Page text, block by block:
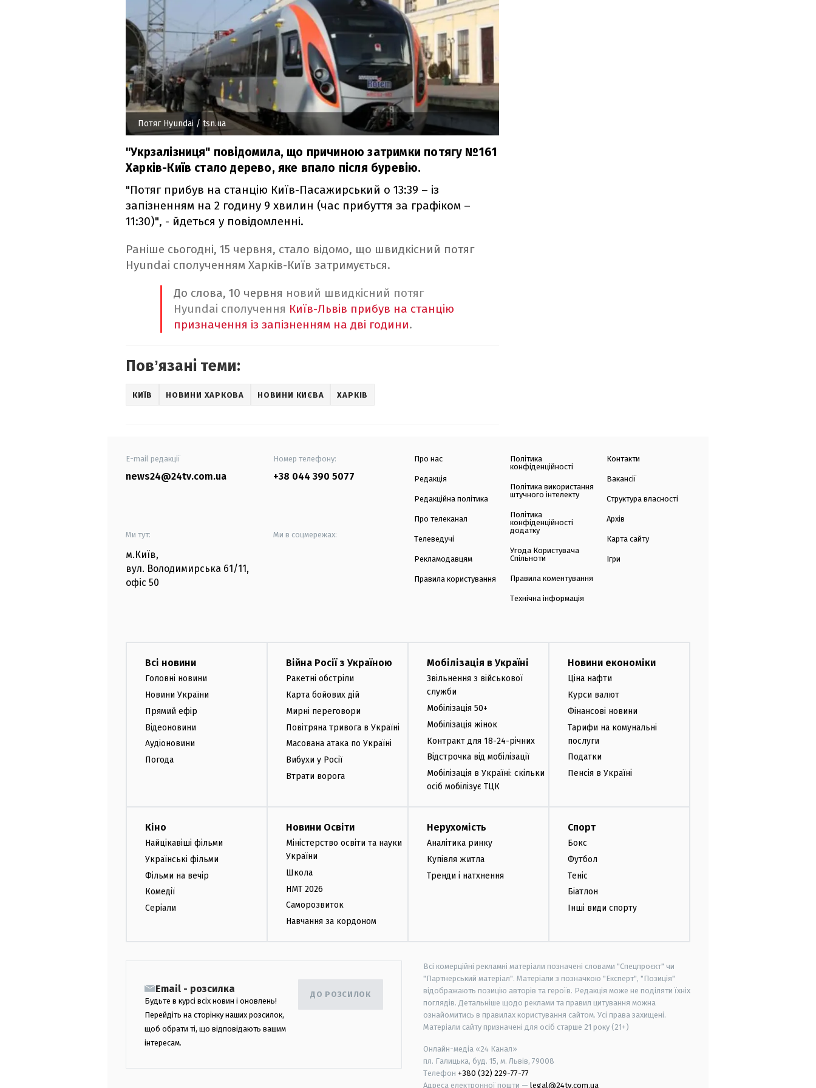
Потяг Hyundai / tsn.ua
"Укрзалізниця" повідомила, що причиною затримки потягу №161
Харків-Київ стало дерево, яке впало після буревію.
"Потяг прибув на станцію Київ-Пасажирський о 13:39 – із
запізненням на 2 годину 9 хвилин (час прибуття за графіком –
11:30)", - йдеться у повідомленні.
Раніше сьогодні, 15 червня, стало відомо, що швидкісний потяг
Hyundai сполученням Харків-Київ затримується.
До слова, 10 червня новий швидкісний потяг
Hyundai сполучення Київ-Львів прибув на станцію
призначення із запізненням на дві години.
Повʼязані теми:
КИЇВ НОВИНИ ХАРКОВА НОВИНИ КИЄВА ХАРКІВ
E-mail редакції
news24@24tv.com.ua
Номер телефону:
+38 044 390 5077
Ми тут:
м.Київ,
вул. Володимирська 61/11,
офіс 50
Ми в соцмережах:
Про нас
Редакція
Редакційна політика
Про телеканал
Телеведучі
Рекламодавцям
Правила користування
Політика
конфіденційності
Політика використання
штучного інтелекту
Політика
конфіденційності
додатку
Угода Користувача
Спільноти
Правила коментування
Технічна інформація
Контакти
Вакансії
Структура власності
Архів
Карта сайту
Ігри
Всі новини
Головні новини
Новини України
Прямий ефір
Відеоновини
Аудіоновини
Погода
Війна Росії з Україною
Ракетні обстріли
Карта бойових дій
Мирні переговори
Повітряна тривога в Україні
Масована атака по Україні
Вибухи у Росії
Втрати ворога
Мобілізація в Україні
Звільнення з військової
служби
Мобілізація 50+
Мобілізація жінок
Контракт для 18-24-річних
Відстрочка від мобілізації
Мобілізація в Україні: скільки
осіб мобілізує ТЦК
Новини економіки
Ціна нафти
Курси валют
Фінансові новини
Тарифи на комунальні
послуги
Податки
Пенсія в Україні
Кіно
Найцікавіші фільми
Українські фільми
Фільми на вечір
Комедії
Серіали
Новини Освіти
Міністерство освіти та науки
України
Школа
НМТ 2026
Саморозвиток
Навчання за кордоном
Нерухомість
Аналітика ринку
Купівля житла
Тренди і натхнення
Спорт
Бокс
Футбол
Теніс
Біатлон
Інші види спорту
Email - розсилка
Будьте в курсі всіх новин і оновлень!
Перейдіть на сторінку наших розсилок,
щоб обрати ті, що відповідають вашим
інтересам.
ДО РОЗСИЛОК
Всі комерційні рекламні матеріали позначені словами "Спецпроєкт" чи
"Партнерський матеріал". Матеріали з позначкою "Експерт", "Позиція"
відображають позицію авторів та героїв. Редакція може не поділяти їхніх
поглядів. Детальніше щодо реклами та правил цитування можна
ознайомитись в правилах користування сайтом. Усі права захищені.
Матеріали сайту призначені для осіб старше 21 року (21+)
Онлайн-медіа «24 Канал»
пл. Галицька, буд. 15, м. Львів, 79008
Телефон +380 (32) 229-77-77
Адреса електронної пошти — legal@24tv.com.ua